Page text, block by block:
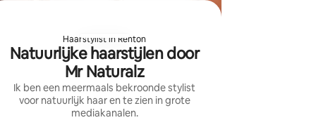
Haarstylist in Renton
Natuurlijke haarstijlen door
Mr Naturalz
Ik ben een meermaals bekroonde stylist
voor natuurlijk haar en te zien in grote
mediakanalen.